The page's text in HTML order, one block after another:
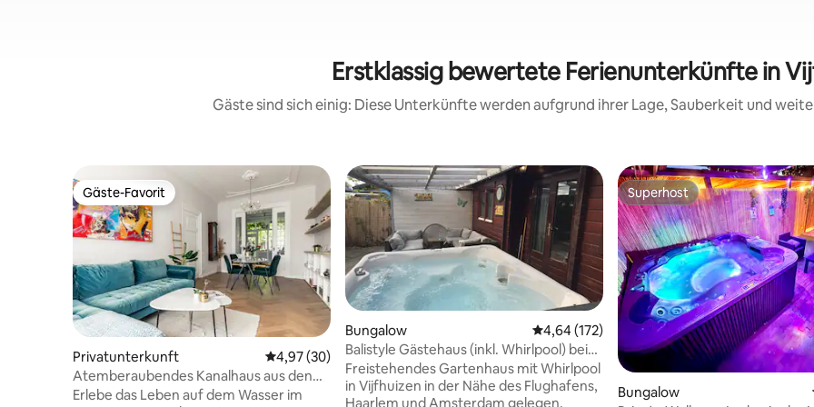
Erstklassig bewertete Ferienunterkünfte in
Gäste sind sich einig: Diese Unterkünfte werden aufgrund ihrer Lage, Sauberkeit und
Gäste-Favorit
Gäste-Favorit
Privatunterkunft Durchschnittliche Bewertung: 4,97 von 5, 30 Bewertungen
4,97 (30)
Atemberaubendes Kanalhaus aus den
1800er Jahren in der Innenstadt
Erlebe das Leben auf dem Wasser im
Bungalow Durchschnittliche Bewertung: 4,64 von 5,
4,64 (172)
Balistyle Gästehaus (inkl. Whirlpool) bei
Amsterdam
Freistehendes Gartenhaus mit Whirlpool
in Vijfhuizen in der Nähe des Flughafens,
Haarlem und Amsterdam gelegen,
Superhost
Superhost
Bungalow